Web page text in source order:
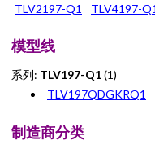
TLV2197-Q1 TLV4197-Q1
模型线
系列: TLV197-Q1(1)
TLV197QDGKRQ1
制造商分类